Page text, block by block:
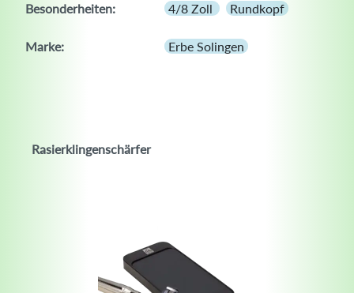
Besonderheiten: 4/8 Zoll Rundkopf
Marke: Erbe Solingen
Rasierklingenschärfer